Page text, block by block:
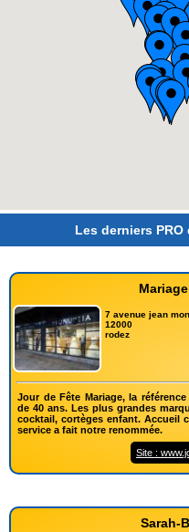
Les derniers
7 avenue jean
12000
rodez
Jour de Fête Mariage, la
de 40 ans. Les plus grandes
cocktail, cortèges enfant. Accueil
service a fait notre renommée.
Site :
Sarah-